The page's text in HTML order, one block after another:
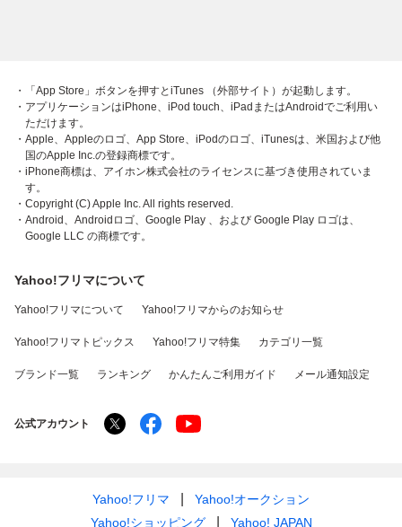
・「App Store」ボタンを押すとiTunes （外部サイト）が起動します。
・アプリケーションはiPhone、iPod touch、iPadまたはAndroidでご利用い
ただけます。
・Apple、Appleのロゴ、App Store、iPodのロゴ、iTunesは、米国および他
国のApple Inc.の登録商標です。
・iPhone商標は、アイホン株式会社のライセンスに基づき使用されていま
す。
・Copyright (C) Apple Inc. All rights reserved.
・Android、Androidロゴ、Google Play 、および Google Play ロゴは、
Google LLC の商標です。
Yahoo!フリマについて
Yahoo!フリマについて Yahoo!フリマからのお知らせ
Yahoo!フリマトピックス Yahoo!フリマ特集 カテゴリ一覧
ブランド一覧 ランキング かんたんご利用ガイド メール通知設定
公式アカウント
Yahoo!フリマ
Yahoo!オークション
Yahoo!ショッピング
Yahoo! JAPAN